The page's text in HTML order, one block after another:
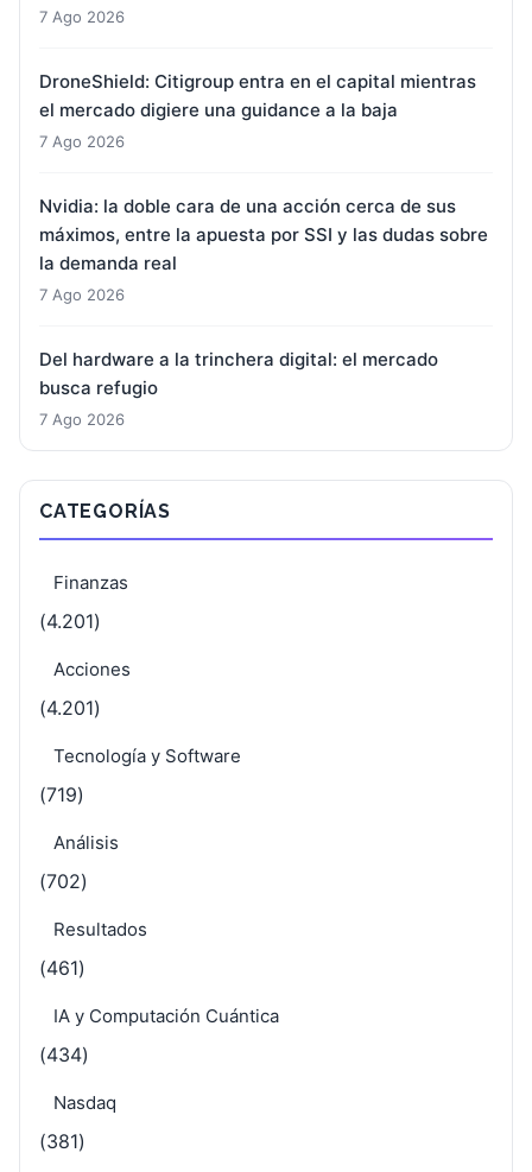
7 Ago 2026
DroneShield: Citigroup entra en el capital mientras
el mercado digiere una guidance a la baja
7 Ago 2026
Nvidia: la doble cara de una acción cerca de sus
máximos, entre la apuesta por SSI y las dudas sobre
la demanda real
7 Ago 2026
Del hardware a la trinchera digital: el mercado
busca refugio
7 Ago 2026
CATEGORÍAS
Finanzas
(4.201)
Acciones
(4.201)
Tecnología y Software
(719)
Análisis
(702)
Resultados
(461)
IA y Computación Cuántica
(434)
Nasdaq
(381)